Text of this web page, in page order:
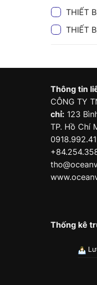
THIẾT
THIẾT
Thông tin
CÔNG TY
chỉ: 123
TP. Hồ Chí
Thống kê